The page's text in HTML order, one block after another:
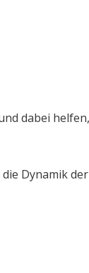
dabei helfen,
Dynamik der